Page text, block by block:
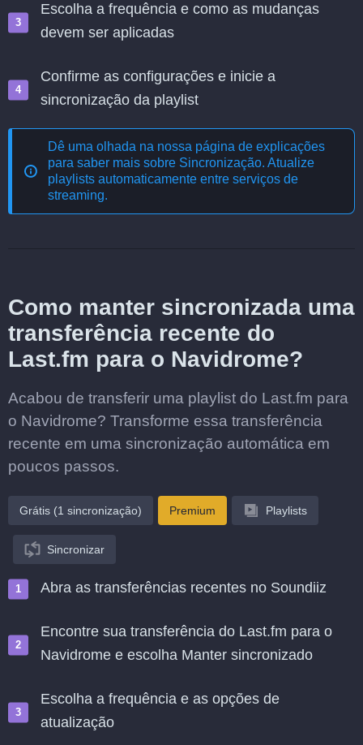
Escolha a frequência e como as mudanças
devem ser aplicadas
Confirme as configurações e inicie a
sincronização da playlist
Dê uma olhada na nossa página de explicações
para saber mais sobre Sincronização. Atualize
playlists automaticamente entre serviços de
streaming.
Como manter sincronizada uma
transferência recente do
Last.fm para o Navidrome?
Acabou de transferir uma playlist do Last.fm para
o Navidrome? Transforme essa transferência
recente em uma sincronização automática em
poucos passos.
Grátis (1 sincronização) Premium Playlists
Sincronizar
Abra as transferências recentes no Soundiiz
Encontre sua transferência do Last.fm para o
Navidrome e escolha Manter sincronizado
Escolha a frequência e as opções de
atualização